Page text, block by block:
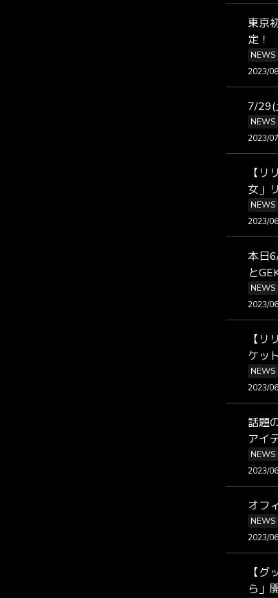
東京
定！
NEWS
2023/
7/29(
NEWS
2023/
【
女」
NEWS
2023/
本日
と
NEWS
2023/
【
ケッ
NEWS
2023/
話題
アイ
NEWS
2023/
オフ
NEWS
2023/
【
ら」